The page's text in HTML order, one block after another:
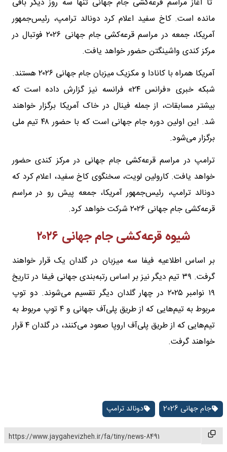
مانده است. کاخ سفید اعلام کرد دونالد ترامپ، رئیس‌جمهور
آمریکا، جمعه در مراسم قرعه‌کشی جام جهانی ۲۰۲۶ فوتبال در
مرکز کندی واشینگتن حضور خواهد یافت.
آمریکا همراه با کانادا و مکزیک میزبان جام جهانی ۲۰۲۶ هستند.
شبکه خبری «فرانس ۲۴» فرانسه نیز گزارش داده است که
بیشتر مسابقات، از جمله فینال در خاک آمریکا برگزار خواهند
شد. این اولین دوره‌ جام جهانی است که با حضور ۴۸ تیم ملی
برگزار می‌شود.
ترامپ در مراسم قرعه‌کشی جام جهانی در مرکز کندی حضور
خواهد یافت. کارولین لویت، سخنگوی کاخ سفید، اعلام کرد که
دونالد ترامپ، رئیس‌جمهور آمریکا، جمعه پیش رو در مراسم
قرعه‌کشی جام جهانی ۲۰۲۶ شرکت خواهد کرد.
شیوه قرعه‌کشی جام جهانی ۲۰۲۶
بر اساس اطلاعیه فیفا سه میزبان در گلدان یک قرار خواهند
گرفت. ۳۹ تیم دیگر نیز بر اساس رتبه‌بندی جهانی فیفا در تاریخ
۱۹ نوامبر ۲۰۲۵ در چهار گلدان دیگر تقسیم می‌شوند. دو توپ
مربوط به تیم‌هایی که از طریق پلی‌آف جهانی و ۴ توپ مربوط به
تیم‌هایی که از طریق پلی‌آف اروپا صعود می‌کنند، در گلدان ۴ قرار
خواهند گرفت.
جام جهانی 2026 دونالد ترامپ
https://www.jaygahevizheh.ir/fa/tiny/news-8491